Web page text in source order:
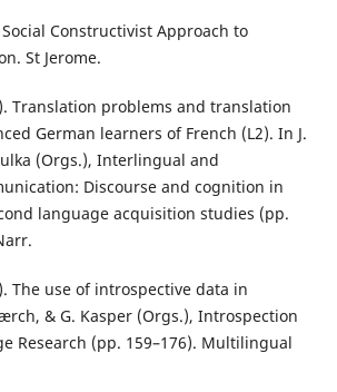
Constructivist Approach to
St Jerome.
Translation problems and translation
German learners of French (L2). In J.
(Orgs.), Interlingual and
Discourse and cognition in
language acquisition studies (pp.
The use of introspective data in
& G. Kasper (Orgs.), Introspection
Research (pp. 159–176). Multilingual